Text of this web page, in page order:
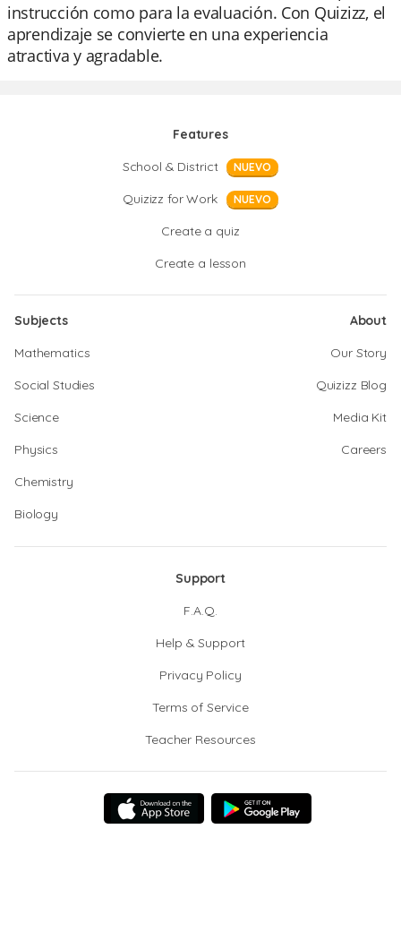
instrucción como para la evaluación. Con Quizizz, el
aprendizaje se convierte en una experiencia
atractiva y agradable.
Features
School & District
NUEVO
Quizizz for Work NUEVO
Create a quiz
Create a lesson
Subjects
Mathematics
Social Studies
Science
Physics
Chemistry
Biology
About
Our Story
Quizizz Blog
Media Kit
Careers
Support
F.A.Q.
Help & Support
Privacy Policy
Terms of Service
Teacher Resources